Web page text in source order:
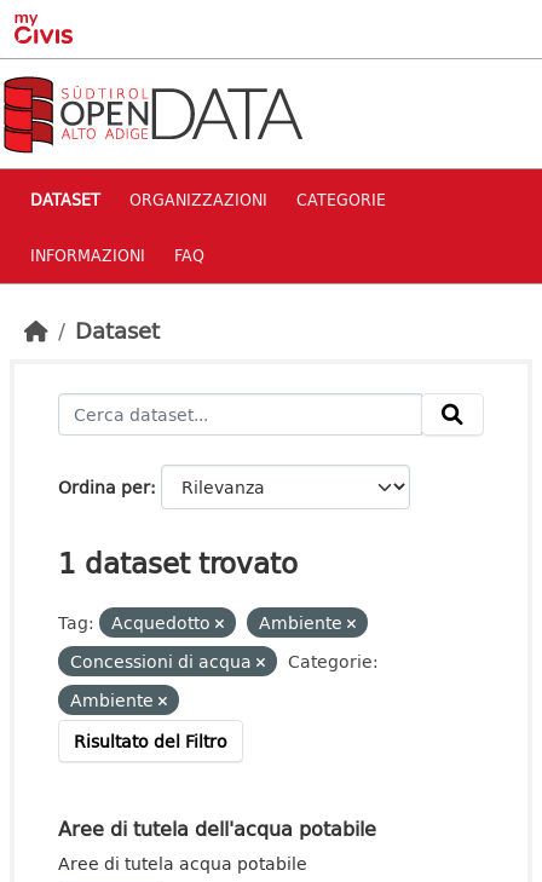
Skip to main content
DATASET ORGANIZZAZIONI CATEGORIE
INFORMAZIONI FAQ
Dataset
Ordina per
1 dataset trovato
Tag: Acquedotto
Ambiente
Concessioni di acqua
Categorie:
Ambiente
Risultato del Filtro
Aree di tutela dell'acqua potabile
Aree di tutela acqua potabile